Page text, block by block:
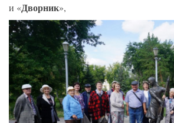
и «Дворник»,